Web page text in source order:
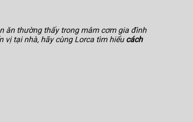
ăn thường thấy trong mâm cơm gia đình
vị tại nhà, hãy cùng Lorca tìm hiểu cách